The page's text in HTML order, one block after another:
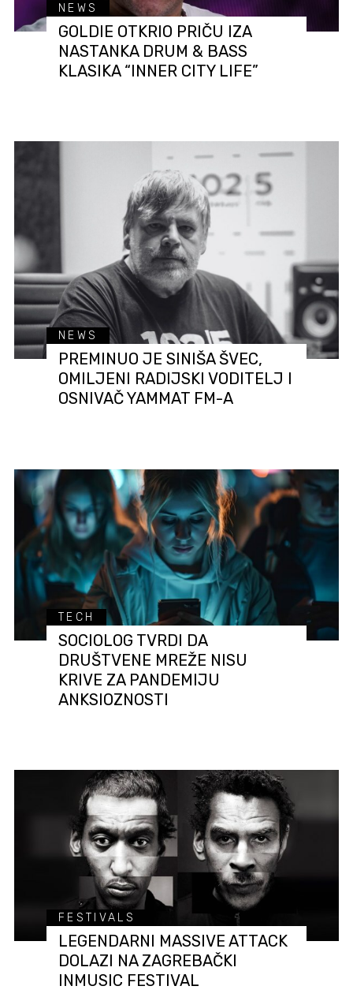
NEWS
GOLDIE OTKRIO PRIČU IZA
NASTANKA DRUM & BASS
KLASIKA “INNER CITY LIFE”
NEWS
PREMINUO JE SINIŠA ŠVEC,
OMILJENI RADIJSKI VODITELJ I
OSNIVAČ YAMMAT FM-A
TECH
SOCIOLOG TVRDI DA
DRUŠTVENE MREŽE NISU
KRIVE ZA PANDEMIJU
ANKSIOZNOSTI
FESTIVALS
LEGENDARNI MASSIVE ATTACK
DOLAZI NA ZAGREBAČKI
INMUSIC FESTIVAL